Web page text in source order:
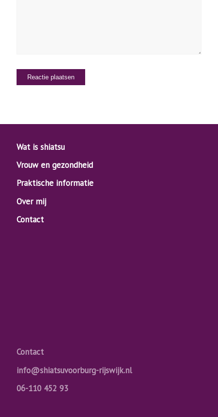
Wat is shiatsu
Vrouw en gezondheid
Praktische informatie
Over mij
Contact
Contact
info@shiatsuvoorburg-rijswijk.nl
06-110 452 93